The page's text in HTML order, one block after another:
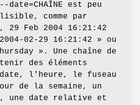
est peu
comme par
29 Feb 2004 16:21:42
02-29 16:21:42 » ou
». Une chaîne de
des éléments
l'heure, le fuseau
de la semaine, un
une date relative et